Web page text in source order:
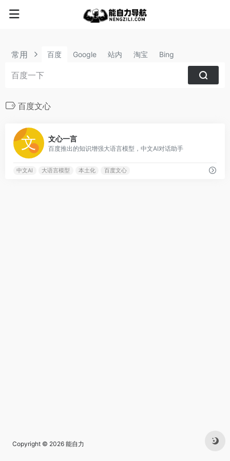
常用 百度 Google 站内 淘宝 Bing
百度文心
文心一言
百度推出的知识增强大语言模型，中文AI对话助手
中文AI 大语言模型 本土化 百度文心
Copyright © 2026 能自力